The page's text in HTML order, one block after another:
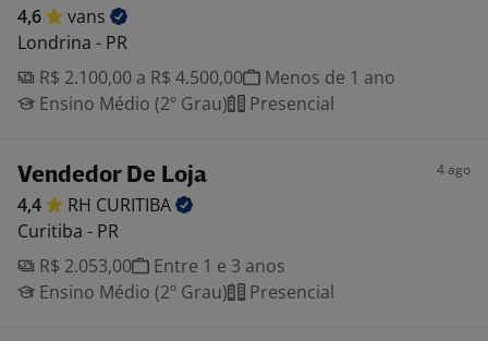
4,6
vans
Londrina - PR
R$ 2.100,00 a R$ 4.500,00
Menos de 1 ano
Ensino Médio (2º Grau)
Presencial
Vendedor De Loja 4 ago
4,4 RH CURITIBA
Curitiba - PR
R$ 2.053,00
Entre 1 e 3 anos
Ensino Médio (2º Grau)
Presencial